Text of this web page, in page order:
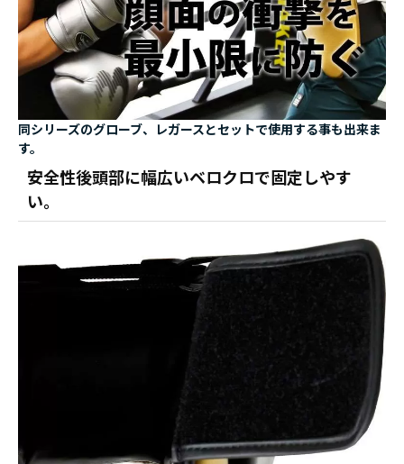
同シリーズのグローブ、レガースとセットで使用する事も出来ま
す。
安全性後頭部に幅広いベロクロで固定しやす
い。